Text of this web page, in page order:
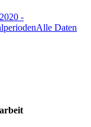
-
Alle Daten